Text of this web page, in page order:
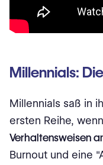
Millennials:
Millennials saß in
ersten Reihe,
Verhaltensweisen
Burnout und eine